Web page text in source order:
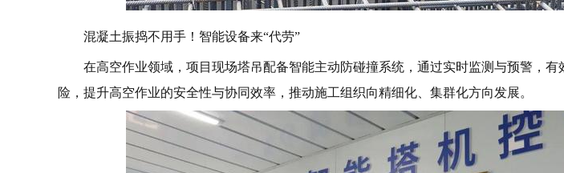
混凝土振捣不用手！智能设备来“代劳”
在高空作业领域，项目现场塔吊配备智能主动防碰撞系统，通过实时监测与预警，
险，提升高空作业的安全性与协同效率，推动施工组织向精细化、集群化方向发展。